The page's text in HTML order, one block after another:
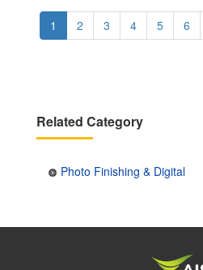
Pagination
Current
page
1 Page
2 Page
3 Page
4 Page
5 Page
6
Related Category
Photo Finishing & Digital